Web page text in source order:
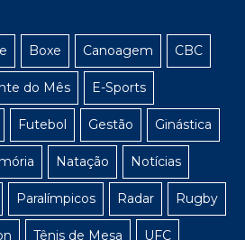
Boxe Canoagem CBC
do Mês E-Sports
Futebol Gestão Ginástica
Natação Notícias
Paralímpicos Radar Rugby
Tênis de Mesa UFC